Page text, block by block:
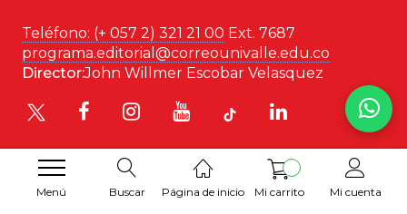
Menú Buscar Página de inicio Mi carrito Mi cuenta
Violencia
Teléfono: (+ 057 2) 321 21 00 Ext. 7687
programa.editorial@correounivalle.edu.co
Director:John Willmer Escobar Velasquez